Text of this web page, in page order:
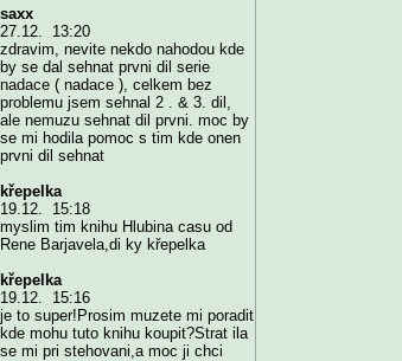
saxx
27.12. 13:20
zdravim, nevite nekdo nahodou kde
by se dal sehnat prvni dil serie
nadace ( nadace ), celkem bez
problemu jsem sehnal 2 . & 3. dil,
ale nemuzu sehnat dil prvni. moc by
se mi hodila pomoc s tim kde onen
prvni dil sehnat
křepelka
19.12. 15:18
myslim tim knihu Hlubina casu od
Rene Barjavela,di ky křepelka
křepelka
19.12. 15:16
je to super!Prosim muzete mi poradit
kde mohu tuto knihu koupit?Strat ila
se mi pri stehovani,a moc ji chci